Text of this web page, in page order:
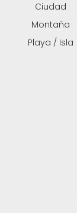
Ciudad
Montaña
Playa / Isla